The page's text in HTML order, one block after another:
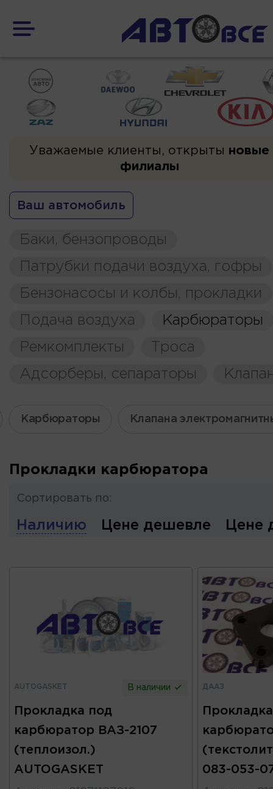
Уважаемые клиенты, открыты новые
филиалы
Ваш автомобиль
Баки, бензопроводы
Патрубки подачи воздуха, гофры
Бензонасосы и колбы, прокладки
Подача воздуха
Карбюраторы
Ремкомплекты
Троса
Адсорберы, сепараторы
Карбюраторы Клапана
Прокладки карбюратора
Сортировать по:
Наличию Цене дешевле Цене
AUTOGASKET В наличии
Прокладка под
карбюратор ВАЗ-2107
(теплоизол.)
AUTOGASKET
ДААЗ
083-053-